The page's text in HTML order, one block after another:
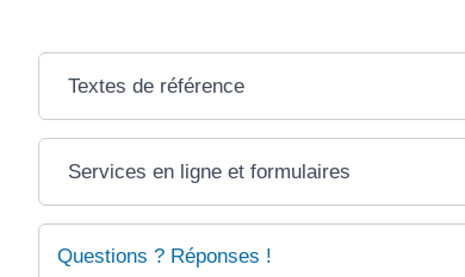
Textes de référence
Services en ligne et formulaires
Questions ? Réponses !